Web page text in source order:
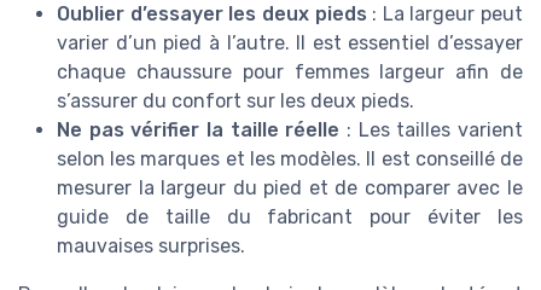
Oublier d’essayer les deux pieds : La largeur peut
varier d’un pied à l’autre. Il est essentiel d’essayer
chaque chaussure pour femmes largeur afin de
s’assurer du confort sur les deux pieds.
Ne pas vérifier la taille réelle : Les tailles varient
selon les marques et les modèles. Il est conseillé de
mesurer la largeur du pied et de comparer avec le
guide de taille du fabricant pour éviter les
mauvaises surprises.